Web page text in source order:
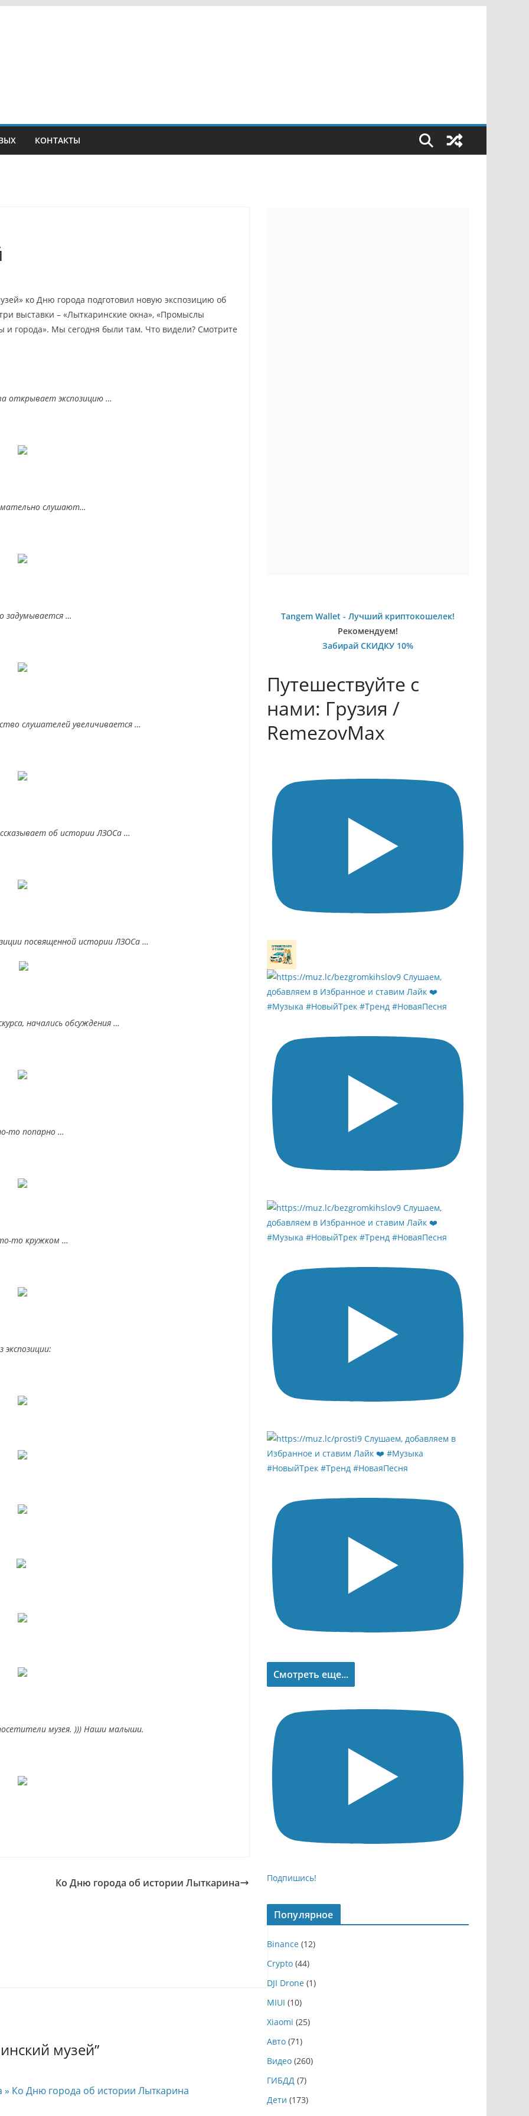
КОНТАКТЫ
ко Дню города подготовил новую экспозицию об
выставки – «Лыткаринские окна», «Промыслы
города». Мы сегодня были там. Что видели? Смотрите
открывает экспозицию …
слушают…
задумывается …
слушателей увеличивается …
об истории ЛЗОСа …
посвященной истории ЛЗОСа …
начались обсуждения …
то попарно …
то кружком …
экспозиции:
музея. ))) Наши малыши.
Ко Дню города об истории Лыткарина
музей”
» Ко Дню города об истории Лыткарина
Tangem Wallet - Лучший криптокошелек!
Рекомендуем!
Забирай СКИДКУ 10%
Путешествуйте с
нами: Грузия /
RemezovMax
Смотреть еще...
Подпишись!
Популярное
Binance (12)
Crypto (44)
DJI Drone (1)
MIUI (10)
Xiaomi (25)
Авто (71)
Видео (260)
ГИБДД (7)
Дети (173)